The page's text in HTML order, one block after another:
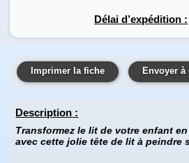
Délai d’expédition :
Imprimer la fiche Envoyer à
Description :
Transformez le lit de votre enfant
avec cette jolie tête de lit à peindre